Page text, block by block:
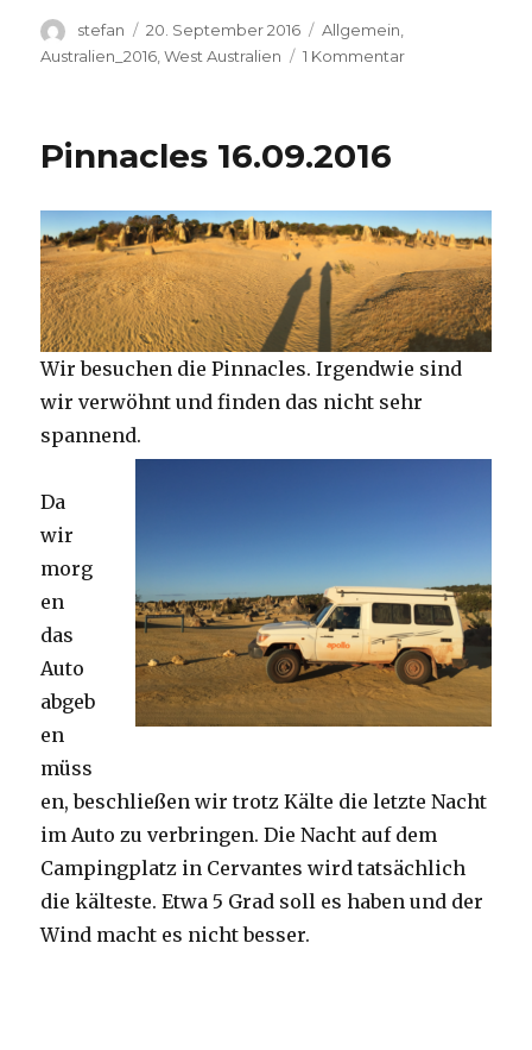
Autor
stefan
Veröffentlicht
am
20. September 2016 Kategorien
Allgemein,
Australien_2016 ,West Australien 1 Kommentarzu
Pinnacles 16.09.2016
Wir besuchen die Pinnacles. Irgendwie sind
wir verwöhnt und finden das nicht sehr
spannend.
Da
wir
morg
en
das
Auto
abgeb
en
müss
en, beschließen wir trotz Kälte die letzte Nacht
im Auto zu verbringen. Die Nacht auf dem
Campingplatz in Cervantes wird tatsächlich
die kälteste. Etwa 5 Grad soll es haben und der
Wind macht es nicht besser.